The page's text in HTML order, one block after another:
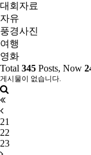
대회자료
자유
풍경사진
여행
영화
Total 345 Posts, Now
게시물이 없습니다.
21
22
23